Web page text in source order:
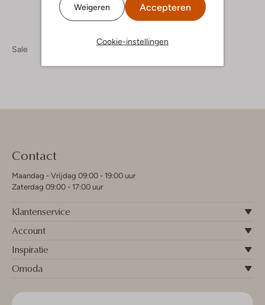
Weigeren Accepteren
Cookie-instellingen
Sale
Contact
Maandag - Vrijdag 09:00 - 19:00 uur
Zaterdag 09:00 - 17:00 uur
Klantenservice
Account
Inspiratie
Omoda